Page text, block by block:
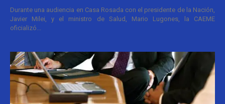
Durante una audiencia en Casa Rosada con el presidente de la Nación,
Javier Milei, y el ministro de Salud, Mario Lugones, la CAEME
oficializó...